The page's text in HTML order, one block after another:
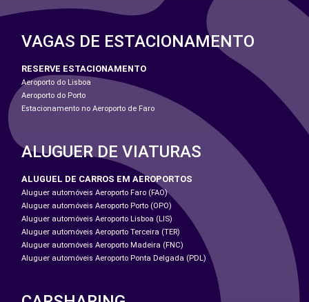
VAGAS DE ESTACIONAMENTO
RESERVE ESTACIONAMENTO
Aeroporto do Lisboa
Aeroporto do Porto
Estacionamento no Aeroporto de Faro
ALUGUER DE VIATURAS
ALUGUEL DE CARROS EM AEROPORTOS
Aluguer automóveis Aeroporto Faro (FAO)
Aluguer automóveis Aeroporto Porto (OPO)
Aluguer automóveis Aeroporto Lisboa (LIS)
Aluguer automóveis Aeroporto Terceira (TER)
Aluguer automóveis Aeroporto Madeira (FNC)
Aluguer automóveis Aeroporto Ponta Delgada (PDL)